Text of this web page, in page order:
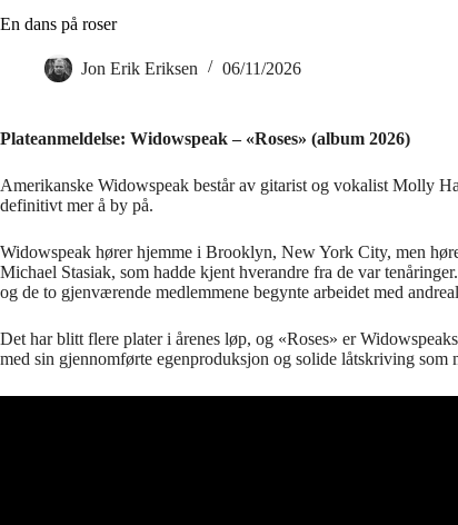
En dans på roser
Jon Erik Eriksen 06/11/2026
Plateanmeldelse: Widowspeak – «Roses» (album 2026)
Amerikanske Widowspeak består av gitarist og vokalist Molly
definitivt mer å by på.
Widowspeak hører hjemme i Brooklyn, New York City, men
Michael Stasiak, som hadde kjent hverandre fra de var
og de to gjenværende medlemmene begynte arbeidet med
Det har blitt flere plater i årenes løp, og «Roses» er
med sin gjennomførte egenproduksjon og solide låtskriving